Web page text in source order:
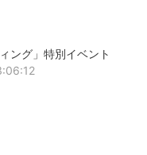
ング」特別イベント